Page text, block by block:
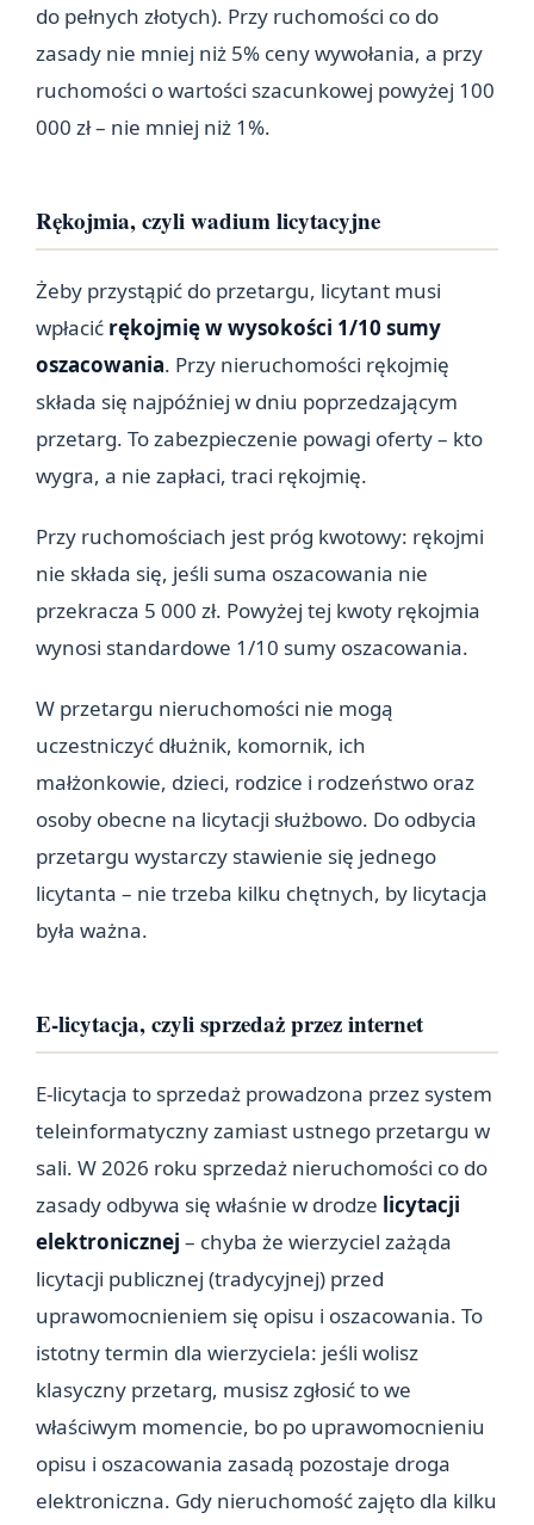
do pełnych złotych). Przy ruchomości co do
zasady nie mniej niż 5% ceny wywołania, a przy
ruchomości o wartości szacunkowej powyżej 100
000 zł – nie mniej niż 1%.
Rękojmia, czyli wadium licytacyjne
Żeby przystąpić do przetargu, licytant musi
wpłacić rękojmię w wysokości 1/10 sumy
oszacowania. Przy nieruchomości rękojmię
składa się najpóźniej w dniu poprzedzającym
przetarg. To zabezpieczenie powagi oferty – kto
wygra, a nie zapłaci, traci rękojmię.
Przy ruchomościach jest próg kwotowy: rękojmi
nie składa się, jeśli suma oszacowania nie
przekracza 5 000 zł. Powyżej tej kwoty rękojmia
wynosi standardowe 1/10 sumy oszacowania.
W przetargu nieruchomości nie mogą
uczestniczyć dłużnik, komornik, ich
małżonkowie, dzieci, rodzice i rodzeństwo oraz
osoby obecne na licytacji służbowo. Do odbycia
przetargu wystarczy stawienie się jednego
licytanta – nie trzeba kilku chętnych, by licytacja
była ważna.
E-licytacja, czyli sprzedaż przez internet
E-licytacja to sprzedaż prowadzona przez system
teleinformatyczny zamiast ustnego przetargu w
sali. W 2026 roku sprzedaż nieruchomości co do
zasady odbywa się właśnie w drodze licytacji
elektronicznej – chyba że wierzyciel zażąda
licytacji publicznej (tradycyjnej) przed
uprawomocnieniem się opisu i oszacowania. To
istotny termin dla wierzyciela: jeśli wolisz
klasyczny przetarg, musisz zgłosić to we
właściwym momencie, bo po uprawomocnieniu
opisu i oszacowania zasadą pozostaje droga
elektroniczna. Gdy nieruchomość zajęto dla kilku